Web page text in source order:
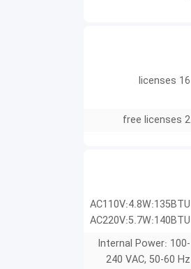
16 licenses
2 free licenses
AC110V:4.8W:135BTU
AC220V:5.7W:140BTU
Internal Power: 100-
240 VAC, 50-60 Hz